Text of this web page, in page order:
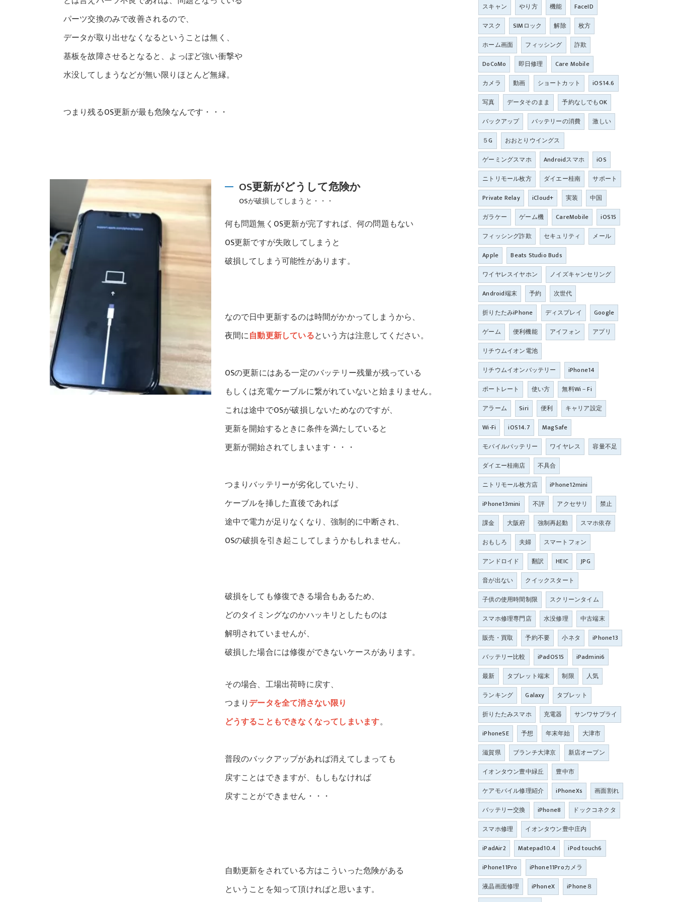
パーツ交換のみで改善されるので、
データが取り出せなくなるということは無く、
基板を故障させるとなると、よっぽど強い衝撃や
水没してしまうなどが無い限りほとんど無縁。
つまり残るOS更新が最も危険なんです・・・
OS更新がどうして危険か
OSが破損してしまうと・・・
何も問題無くOS更新が完了すれば、何の問題もない
OS更新ですが失敗してしまうと
破損してしまう可能性があります。
なので日中更新するのは時間がかかってしまうから、
夜間に自動更新しているという方は注意してください。
OSの更新にはある一定のバッテリー残量が残っている
もしくは充電ケーブルに繋がれていないと始まりません。
これは途中でOSが破損しないためなのですが、
更新を開始するときに条件を満たしていると
更新が開始されてしまいます・・・
つまりバッテリーが劣化していたり、
ケーブルを挿した直後であれば
途中で電力が足りなくなり、強制的に中断され、
OSの破損を引き起こしてしまうかもしれません。
破損をしても修復できる場合もあるため、
どのタイミングなのかハッキリとしたものは
解明されていませんが、
破損した場合には修復ができないケースがあります。
その場合、工場出荷時に戻す、
つまりデータを全て消さない限り
どうすることもできなくなってしまいます。
普段のバックアップがあれば消えてしまっても
戻すことはできますが、もしもなければ
戻すことができません・・・
自動更新をされている方はこういった危険がある
ということを知って頂ければと思います。
スキャン
やり方 機能
FaceID
マスク
SIMロック 解除
枚方
ホーム画面
フィッシング
詐欺
DoCoMo
即日修理
Care Mobile
カメラ
動画 ショートカット
iOS14.6
写真
データそのまま
予約なしでもOK
バックアップ
バッテリーの消費
激しい
５G
おおとりウイングス
ゲーミングスマホ
Androidスマホ
iOS
ニトリモール枚方
ダイエー桂南
サポート
Private Relay
iCloud+ 実装
中国
ガラケー
ゲーム機 CareMobile
iOS15
フィッシング詐欺
セキュリティ
メール
Apple
Beats Studio Buds
ワイヤレスイヤホン
ノイズキャンセリング
Android端末
予約
次世代
折りたたみiPhone
ディスプレイ
Google
ゲーム
便利機能 アイフォン
アプリ
リチウムイオン電池
リチウムイオンバッテリー
iPhone14
ポートレート
使い方
無料Wi－Fi
アラーム
Siri 便利
キャリア設定
Wi-Fi
iOS14.7
MagSafe
モバイルバッテリー
ワイヤレス
容量不足
ダイエー桂南店
不具合
ニトリモール枚方店
iPhone12mini
iPhone13mini
不評 アクセサリ
禁止
課金
大阪府 強制再起動
スマホ依存
おもしろ
夫婦
スマートフォン
アンドロイド
翻訳 HEIC
JPG
音が出ない
クイックスタート
子供の使用時間制限
スクリーンタイム
スマホ修理専門店
水没修理
中古端末
販売・買取
予約不要 小ネタ
iPhone13
バッテリー比較
iPadOS15
iPadmini6
最新
タブレット端末 制限
人気
ランキング
Galaxy
タブレット
折りたたみスマホ
充電器
サンワサプライ
iPhoneSE
予想 年末年始
大津市
滋賀県
ブランチ大津京
新店オープン
イオンタウン豊中緑丘
豊中市
ケアモバイル修理紹介
iPhoneXs
画面割れ
バッテリー交換
iPhone8
ドックコネクタ
スマホ修理
イオンタウン豊中庄内
iPadAir2
Matepad10.4
iPod touch6
iPhone11Pro
iPhone11Proカメラ
液晶画面修理
iPhoneX
iPhone８